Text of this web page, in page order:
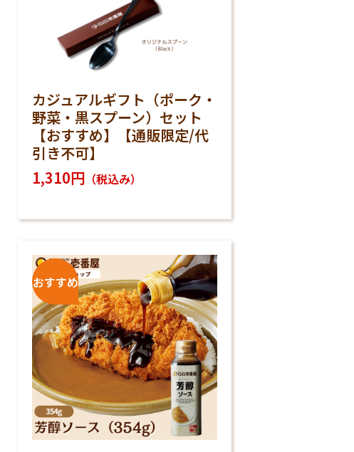
カジュアルギフト（ポーク・
野菜・黒スプーン）セット
【おすすめ】【通販限定/代
引き不可】
1,310円 （税込み）